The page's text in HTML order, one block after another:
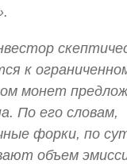
к
монет
По его словам,
форки, по
объем